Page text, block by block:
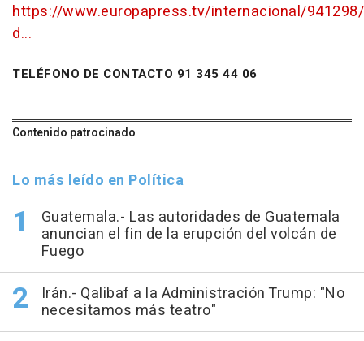
https://www.europapress.tv/internacional/
d...
TELÉFONO DE CONTACTO 91 345 44 06
Contenido patrocinado
Lo más leído en Política
Guatemala.- Las autoridades de Guatemala
anuncian el fin de la erupción del volcán de
Fuego
Irán.- Qalibaf a la Administración Trump: "No
necesitamos más teatro"